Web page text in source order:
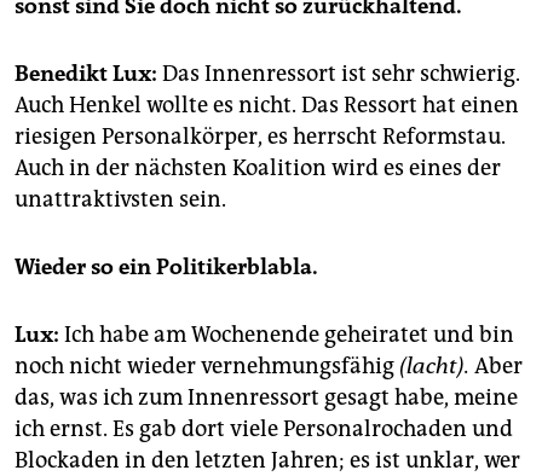
sonst sind Sie doch nicht so zu­rück­hal­tend.
Be­ne­dikt Lux: Das In­nen­res­sort ist sehr schwie­ri­g.
Auch Hen­kel woll­te es nicht. Das Res­sort hat einen
rie­si­gen Per­so­nal­kör­per, es herrscht Re­form­stau.
Auch in der nächs­ten Ko­ali­ti­on wird es eines der
un­at­trak­tivs­ten sein.
Wie­der so ein Po­li­ti­ker­bla­bla.
Lux: Ich habe am Wo­chen­en­de ge­hei­ra­tet und bin
noch nicht wie­der ver­neh­mungs­fä­hig (lacht). Aber
das, was ich zum In­nen­res­sort ge­sagt habe, meine
ich ernst. Es gab dort viele Per­so­nal­ro­cha­den und
Blo­cka­den in den letz­ten Jah­ren; es ist un­klar, wer